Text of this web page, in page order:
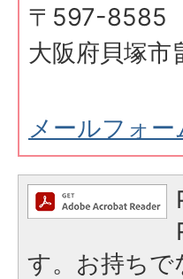
〒597-8585
大阪府貝塚
メールフォ
す。お持ち